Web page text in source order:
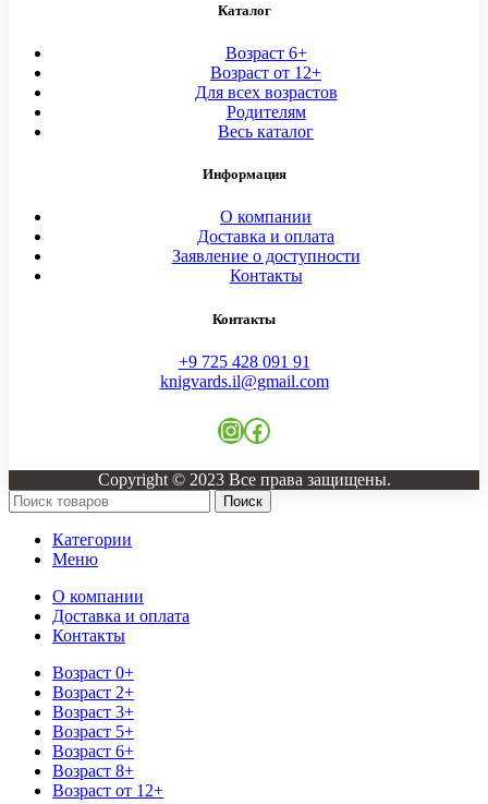
Каталог
Возраст 6+
Возраст от 12+
Для всех возрастов
Родителям
Весь каталог
Информация
О компании
Доставка и оплата
Заявление о доступности
Контакты
Контакты
+9 725 428 091 91
knigvards.il@gmail.com
Instagram
Facebook
Copyright © 2023 Все права защищены.
Поиск
Категории
Меню
О компании
Доставка и оплата
Контакты
Возраст 0+
Возраст 2+
Возраст 3+
Возраст 5+
Возраст 6+
Возраст 8+
Возраст от 12+